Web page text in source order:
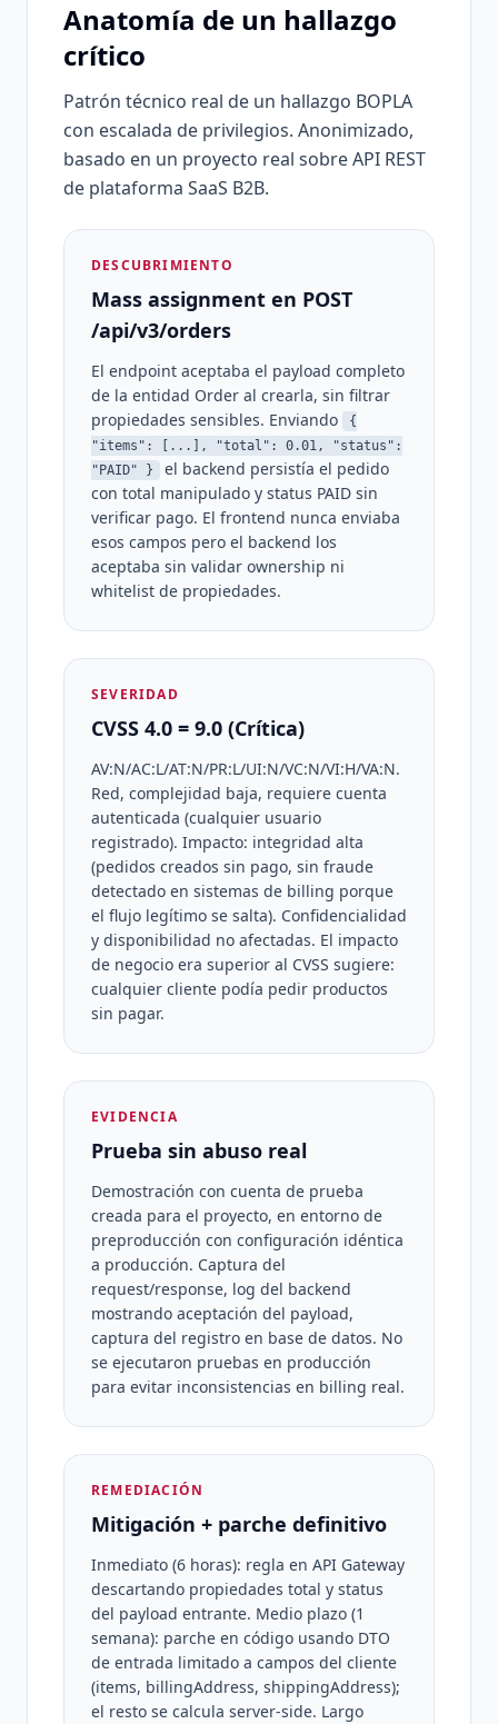
Anatomía de un hallazgo
crítico
Patrón técnico real de un hallazgo BOPLA
con escalada de privilegios. Anonimizado,
basado en un proyecto real sobre API REST
de plataforma SaaS B2B.
DESCUBRIMIENTO
Mass assignment en POST
/api/v3/orders
El endpoint aceptaba el payload completo
de la entidad Order al crearla, sin filtrar
propiedades sensibles. Enviando
{
"items": [...], "total": 0.01, "status":
"PAID" }
el backend persistía el pedido
con total manipulado y status PAID sin
verificar pago. El frontend nunca enviaba
esos campos pero el backend los
aceptaba sin validar ownership ni
whitelist de propiedades.
SEVERIDAD
CVSS 4.0 = 9.0 (Crítica)
AV:N/AC:L/AT:N/PR:L/UI:N/VC:N/VI:H/VA:N.
Red, complejidad baja, requiere cuenta
autenticada (cualquier usuario
registrado). Impacto: integridad alta
(pedidos creados sin pago, sin fraude
detectado en sistemas de billing porque
el flujo legítimo se salta). Confidencialidad
y disponibilidad no afectadas. El impacto
de negocio era superior al CVSS sugiere:
cualquier cliente podía pedir productos
sin pagar.
EVIDENCIA
Prueba sin abuso real
Demostración con cuenta de prueba
creada para el proyecto, en entorno de
preproducción con configuración idéntica
a producción. Captura del
request/response, log del backend
mostrando aceptación del payload,
captura del registro en base de datos. No
se ejecutaron pruebas en producción
para evitar inconsistencias en billing real.
REMEDIACIÓN
Mitigación + parche definitivo
Inmediato (6 horas): regla en API Gateway
descartando propiedades total y status
del payload entrante. Medio plazo (1
semana): parche en código usando DTO
de entrada limitado a campos del cliente
(items, billingAddress, shippingAddress);
el resto se calcula server-side. Largo